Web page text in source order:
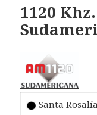
1120
Santa